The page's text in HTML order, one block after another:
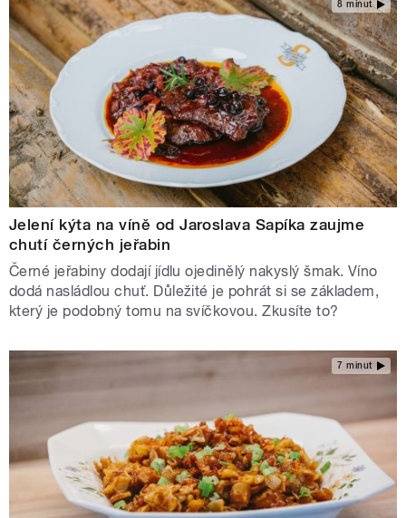
8 minut
Jelení kýta na víně od Jaroslava Sapíka zaujme
chutí černých jeřabin
Černé jeřabiny dodají jídlu ojedinělý nakyslý šmak. Víno
dodá nasládlou chuť. Důležité je pohrát si se základem,
který je podobný tomu na svíčkovou. Zkusíte to?
7 minut